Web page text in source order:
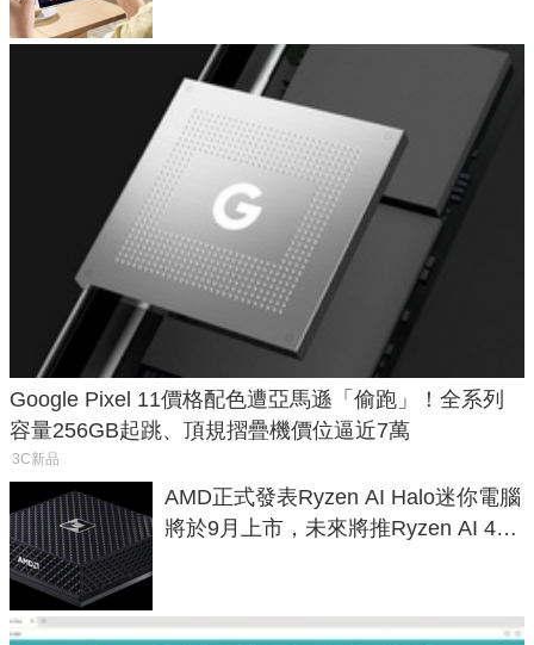
Google Pixel 11價格配色遭亞馬遜「偷跑」！全系列
容量256GB起跳、頂規摺疊機價位逼近7萬
3C新品
AMD正式發表Ryzen AI Halo迷你電腦
將於9月上市，未來將推Ryzen AI 400